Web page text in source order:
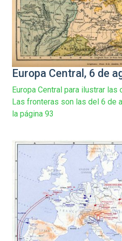
Europa Central, 6 de
Europa Central para ilustrar las
Las fronteras son las del 6 de
la página 93